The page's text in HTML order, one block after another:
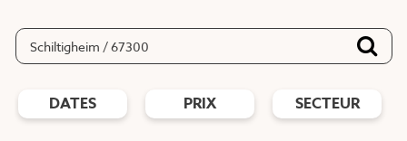
DATES PRIX SECTEUR